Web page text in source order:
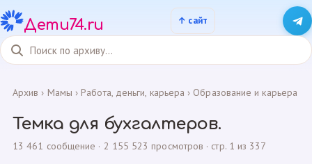
Дети74.ru
Архив › Мамы › Работа, деньги, карьера › Образование и карьера
Темка для бухгалтеров.
13 461 сообщение · 2 155 523 просмотров · стр. 1 из 337